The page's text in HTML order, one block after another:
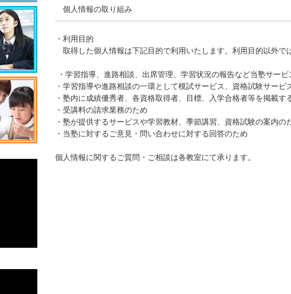
個人情報の取り組み
・利用目的
取得した個人情報は下記目的で利用いたします。利用目的以外で
・学習指導、進路相談、出席管理、学習状況の報告など当塾サービ
・学習指導や進路相談の一環として模試サービス、資格試験サー
・塾内に成績優秀者、各資格取得者、目標、入学合格者等を掲載
・受講料の請求業務のため
・塾が提供するサービスや学習教材、季節講習、資格試験の案内の
・当塾に対するご意見・問い合わせに対する回答のため
個人情報に関するご質問・ご相談は各教室にて承ります。